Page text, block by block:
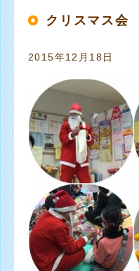
クリスマス会
2015年12月18日